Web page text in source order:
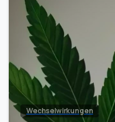
Wechselwirkungen